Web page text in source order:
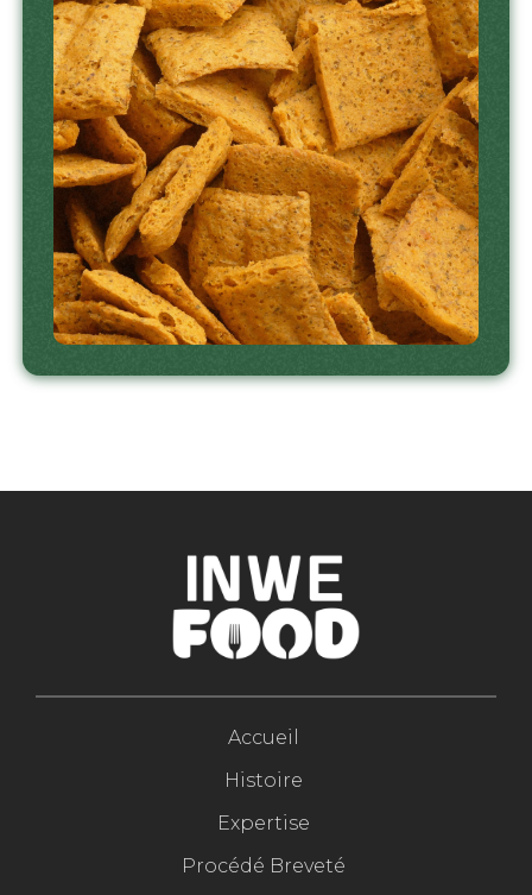
Accueil
Histoire
Expertise
Procédé Breveté